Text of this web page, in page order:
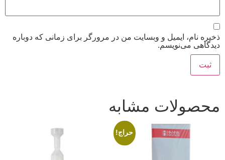
ذخیره نام، ایمیل و وبسایت من در مرورگر برای زمانی که دوباره
دیدگاهی می‌نویسم.
محصولات مشابه
حراج!